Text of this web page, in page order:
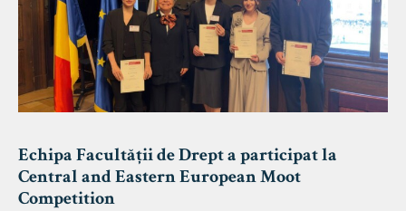
Echipa Facultății de Drept a participat la
Central and Eastern European Moot
Competition